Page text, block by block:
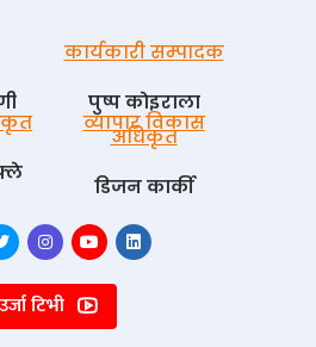
कार्यकारी सम्पादक
पुष्प काेइराला
व्यापार विकास
अधिकृत
डिजन कार्की
उर्जा टिभी